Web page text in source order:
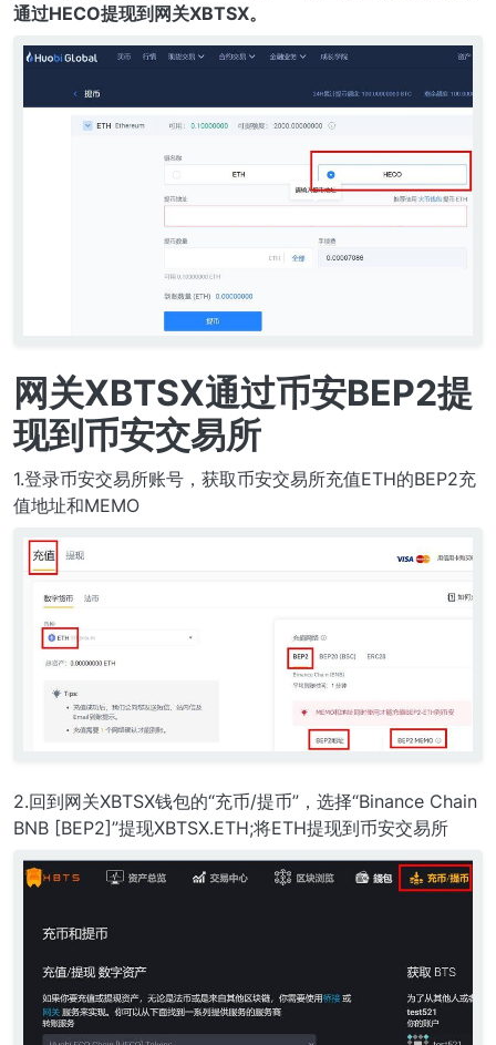
通过HECO提现到网关XBTSX。
网关XBTSX通过币安BEP2提
现到币安交易所
1.登录币安交易所账号，获取币安交易所充值ETH的BEP2充
值地址和MEMO
2.回到网关XBTSX钱包的“充币/提币”，选择“Binance Chain
BNB [BEP2]”提现XBTSX.ETH;将ETH提现到币安交易所